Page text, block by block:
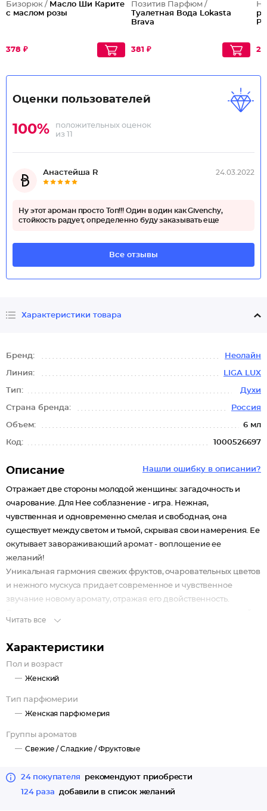
Бизорюк / Масло Ши Карите
с маслом розы
378 ₽
Позитив Парфюм /
Туалетная Вода Lokasta
Brava
381 ₽
Оценки пользователей
100%
положительных оценок
из 11
Анастейша R 24.03.2022
Ну этот ароман просто Топ!!! Один в один как Givenchy,
стойкость радует, определенно буду заказывать еще
Все отзывы
Характеристики товара
Бренд: Неолайн
Линия: LIGA LUX
Тип: Духи
Страна бренда: Россия
Объем: 6 мл
Код: 1000526697
Нашли ошибку в описании?
Описание
Отражает две стороны молодой женщины: загадочность и
очарование. Для Нее соблазнение - игра. Нежная,
чувственная и одновременно смелая и свободная, она
существует между светом и тьмой, скрывая свои намерения. Ее
окутывает завораживающий аромат - воплощение ее
желаний!
Уникальная гармония свежих фруктов, очаровательных цветов
и нежного мускуса придает современное и чувственное
звучание новому аромату, отражая его двойственность.
наполняет воздух взрывной свежестью. Окутывает и
очаровывает, сочетание Жасмина и Розы, а аккорд Белого
мускуса, Амбры и Пачули наполняет сердце мягкой
нежностью.
Читать все
Характеристики
Пол и возраст
Женский
Тип парфюмерии
Женская парфюмерия
Группы ароматов
Свежие /Сладкие /Фруктовые
24 покупателя
рекомендуют приобрести
124 раза
добавили в список желаний